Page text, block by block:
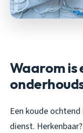
Waarom is
Een koude
dienst.